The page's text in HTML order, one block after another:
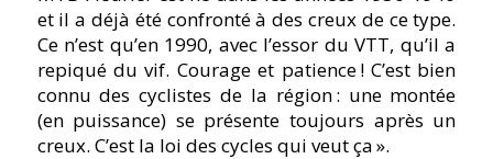
et il a déjà été confronté à des creux de ce type.
Ce n’est qu’en 1990, avec l’essor du VTT, qu’il a
repiqué du vif. Courage et patience ! C’est bien
connu des cyclistes de la région : une montée
(en puissance) se présente toujours après un
creux. C’est la loi des cycles qui veut ça ».